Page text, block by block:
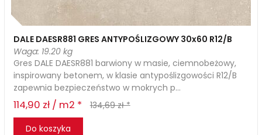
DALE DAESR881 GRES ANTYPOŚLIZGOWY 30x60 R12/B
Waga: 19.20 kg
Gres DALE DAESR881 barwiony w masie, ciemnobeżowy,
inspirowany betonem, w klasie antypoślizgowości R12/B
zapewnia bezpieczeństwo w mokrych p...
114,90 zł / m2 *
134,69 zł *
Do koszyka